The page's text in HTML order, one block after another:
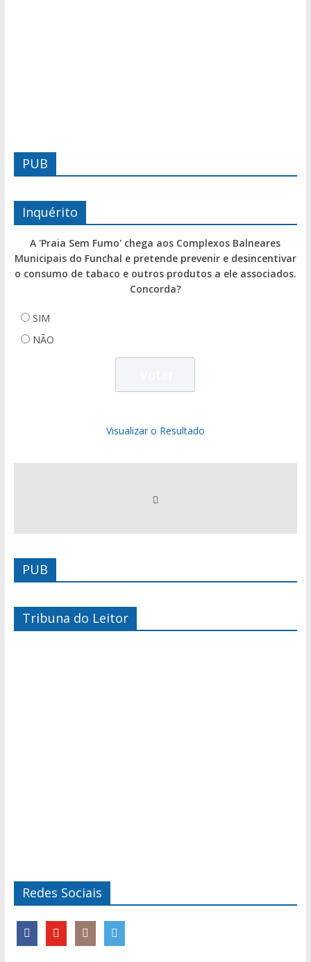
PUB
Inquérito
A 'Praia Sem Fumo' chega aos Complexos Balneares
Municipais do Funchal e pretende prevenir e desincentivar
o consumo de tabaco e outros produtos a ele associados.
Concorda?
SIM
NÃO
Visualizar o Resultado
PUB
Tribuna do Leitor
Redes Sociais